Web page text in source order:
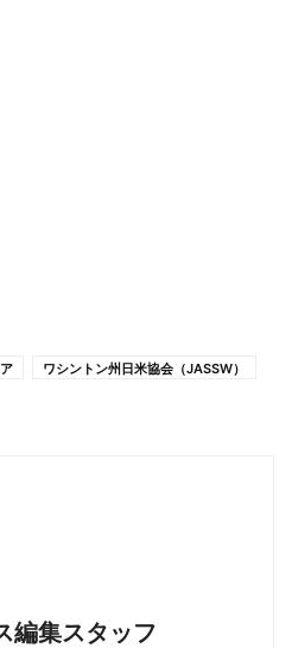
ワシントン州日米協会（JASSW）
編集スタッフ